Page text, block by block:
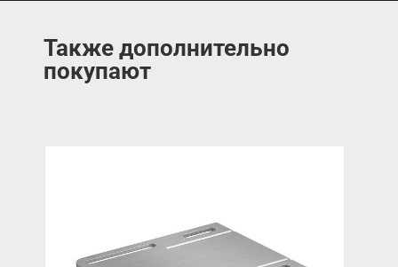
Также дополнительно
покупают